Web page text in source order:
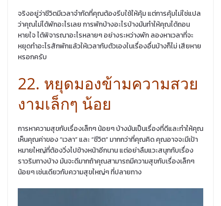
จริงอยู่ว่าชีวิตมีเวลาจำกัดที่คุณต้องรีบใช้ให้คุ้ม แต่การคุ้มไม่ใช่แปล
ว่าคุณไม่ได้พักอะไรเลย การพักบ้างอะไรบ้างมันทำให้คุณได้ถอน
หายใจ ได้พิจารณาอะไรหลายๆ อย่างระหว่างพัก ลองหาเวลาที่จะ
หยุดทำอะไรสักพักแล้วให้เวลากับตัวเองในเรื่องอื่นบ้างก็ไม่ เสียหาย
หรอกครับ
22. หยุดมองข้ามความสวย
งามเล็กๆ น้อย
การหาความสุขกับเรื่องเล็กๆ น้อยๆ บ้างมันเป็นเรื่องที่ดีและทำให้คุณ
เห็นคุณค่าของ “เวลา” และ “ชีวิต” มากกว่าที่คุณคิด คุณอาจจะมีเป้า
หมายใหญ่ที่ต้องวิ่งไปข้างหน้าอีกนาน แต่อย่าลืมแวะสนุกกับเรื่อง
ราวริมทางบ้าง มันจะดีมากถ้าคุณสามารถมีความสุขกับเรื่องเล็กๆ
น้อยๆ เช่นเดียวกับความสุขใหญ่ๆ ที่ปลายทาง